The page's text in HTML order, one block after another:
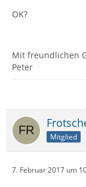
OK?
Mit freundlichen
Peter
Mitglied
7. Februar 2017 um